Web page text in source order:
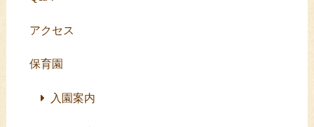
アクセス
保育園
入園案内